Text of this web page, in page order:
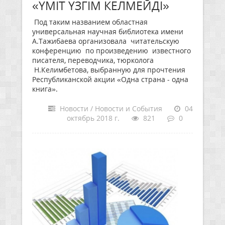
«ҮМІТ ҮЗГІМ КЕЛМЕЙДІ»
Под таким названием областная
универсальная научная библиотека имени
А.Тажибаева организовала читательскую
конференцию по произведению известного
писателя, переводчика, тюрколога
Н.Келимбетова, выбранную для прочтения
Республиканской акции «Одна страна - одна
книга».
Новости / Новости и События
04
октябрь 2018 г.
821 0